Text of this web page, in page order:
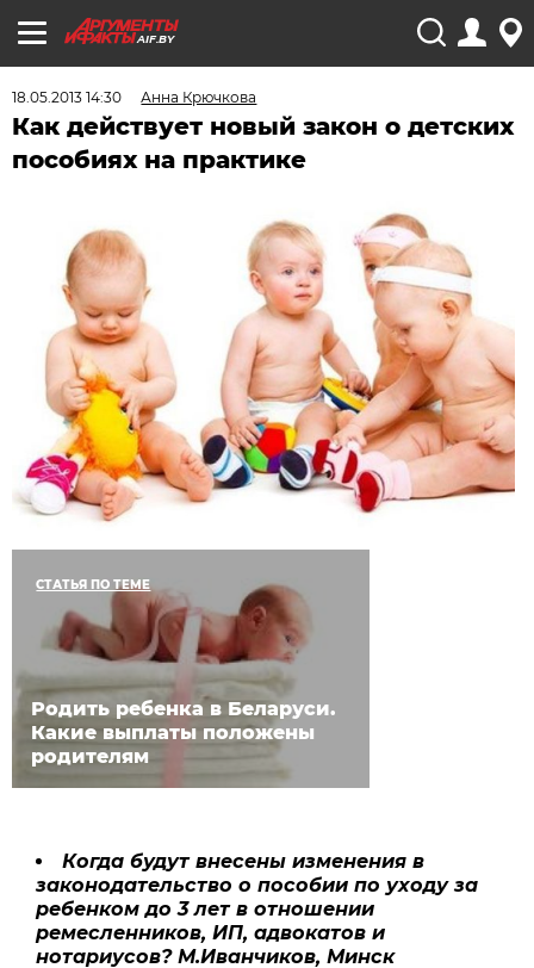
AIF.BY
18.05.2013 14:30 Анна Крючкова
Как действует новый закон о детских
пособиях на практике
СТАТЬЯ ПО ТЕМЕ
Родить ребенка в Беларуси.
Какие выплаты положены
родителям
Когда будут внесены изменения в
законодательство о пособии по уходу за
ребенком до 3 лет в отношении
ремесленников, ИП, адвокатов и
нотариусов?М.Иванчиков, Минск